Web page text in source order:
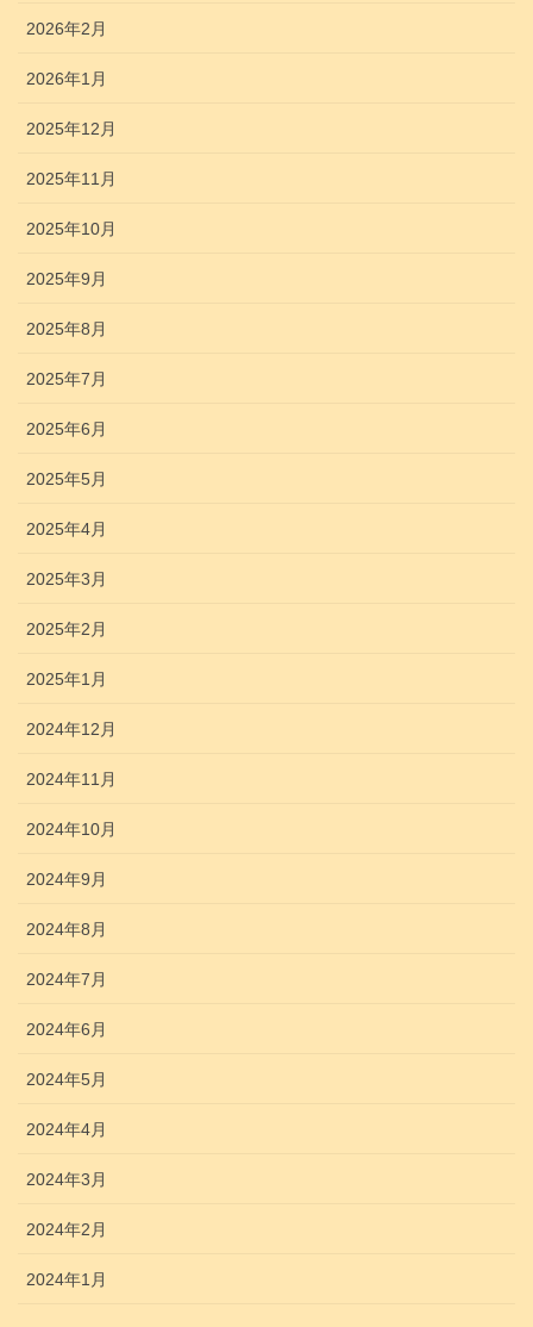
2026年2月
2026年1月
2025年12月
2025年11月
2025年10月
2025年9月
2025年8月
2025年7月
2025年6月
2025年5月
2025年4月
2025年3月
2025年2月
2025年1月
2024年12月
2024年11月
2024年10月
2024年9月
2024年8月
2024年7月
2024年6月
2024年5月
2024年4月
2024年3月
2024年2月
2024年1月